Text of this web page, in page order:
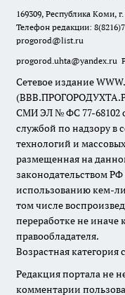
169309, Республика Коми,
Телефон редакции:
progorod@list.ru
progorod.uhta@yandex.ru
Сетевое издание
СМИ ЭЛ № ФС 77-68102
службой по надзору в
технологий и
размещенная на
законодательством
использованию кем-
том числе
переработке не иначе
правообладателя.
Возрастная категория
Редакция портала не
комментарии